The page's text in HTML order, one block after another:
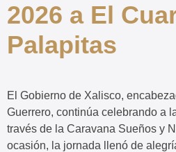
2026 a El
Palapitas
El Gobierno de Xalisco,
Guerrero, continúa celebrando a
través de la Caravana Sueños y
ocasión, la jornada llenó de